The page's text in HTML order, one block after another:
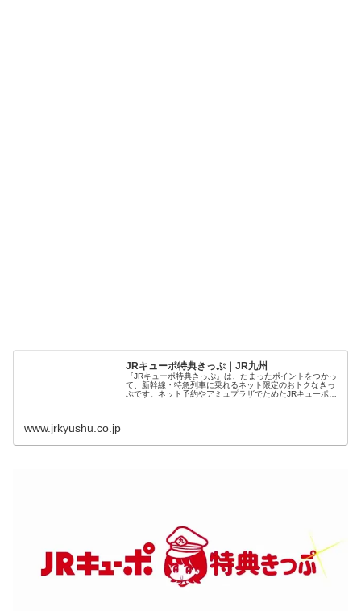
JRキューポ特典きっぷ｜JR九州
『JRキューポ特典きっぷ』は、たまったポイントをつかっ
て、新幹線・特急列車に乗れるネット限定のおトクなきっ
ぷです。ネット予約やアミュプラザでためたJRキューポ
www.jrkyushu.co.jp